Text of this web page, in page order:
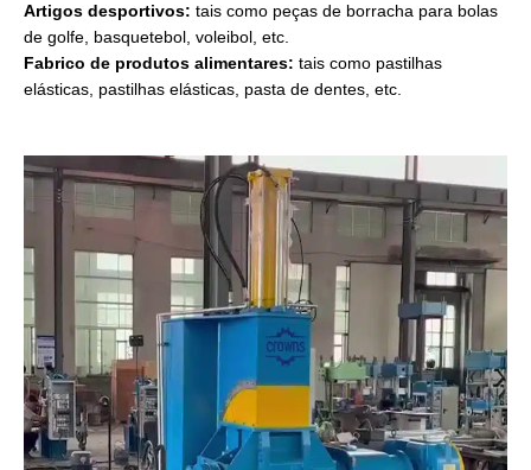
Artigos desportivos: tais como peças de borracha para bolas
de golfe, basquetebol, voleibol, etc.
Fabrico de produtos alimentares: tais como pastilhas
elásticas, pastilhas elásticas, pasta de dentes, etc.